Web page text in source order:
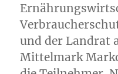
und der Landrat
Mittelmark